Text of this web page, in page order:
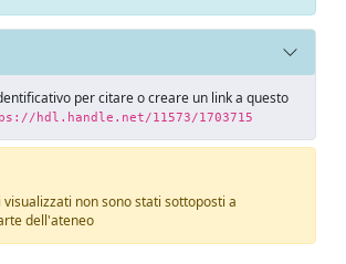
per citare o creare un link a questo
hdl.handle.net/11573/1703715
non sono stati sottoposti a
dell'ateneo